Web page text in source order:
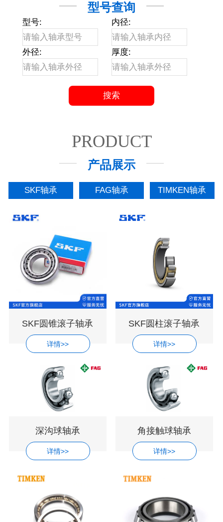
型号查询
型号: 内径:
外径: 厚度:
PRODUCT
产品展示
SKF轴承 FAG轴承 TIMKEN轴承
SKF圆锥滚子轴承
详情>>
SKF圆柱滚子轴承
详情>>
深沟球轴承
详情>>
角接触球轴承
详情>>